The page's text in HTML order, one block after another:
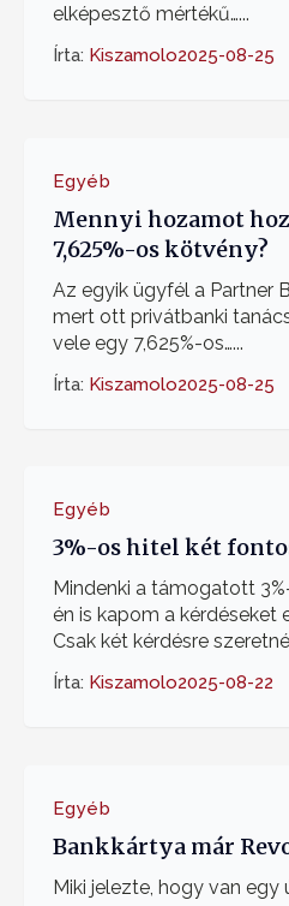
elképesztő mértékű…...
Írta: Kiszamolo2025-08-25
Egyéb
Mennyi hozamot
7,625%-os kötvény?
Az egyik ügyfél a Partner
mert ott privátbanki
vele egy 7,625%-os…...
Írta: Kiszamolo2025-08-25
Egyéb
3%-os hitel két
Mindenki a támogatott
én is kapom a kérdéseket
Csak két kérdésre
Írta: Kiszamolo2025-08-22
Egyéb
Bankkártya már
Miki jelezte, hogy van egy